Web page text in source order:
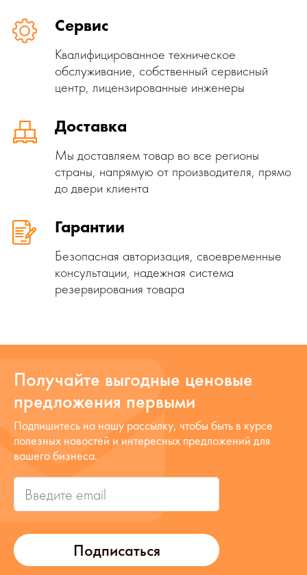
Сервис
Квалифицированное техническое
обслуживание, собственный сервисный
центр, лицензированные инженеры
Доставка
Мы доставляем товар во все регионы
страны, напрямую от производителя, прямо
до двери клиента
Гарантии
Безопасная авторизация, своевременные
консультации, надежная система
резервирования товара
Получайте выгодные ценовые
предложения первыми
Подписаться
Подпишитесь на нашу рассылку, чтобы быть в курсе
полезных новостей и интересных предложений для
вашего бизнеса.